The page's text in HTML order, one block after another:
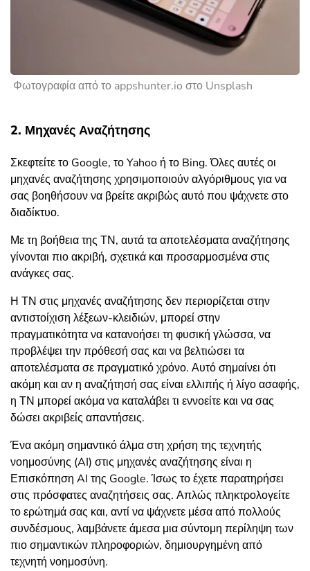
Φωτογραφία από το appshunter.io στο Unsplash
2. Μηχανές Αναζήτησης
Σκεφτείτε το Google, το Yahoo ή το Bing. Όλες αυτές οι
μηχανές αναζήτησης χρησιμοποιούν αλγόριθμους για να
σας βοηθήσουν να βρείτε ακριβώς αυτό που ψάχνετε στο
διαδίκτυο.
Με τη βοήθεια της ΤΝ, αυτά τα αποτελέσματα αναζήτησης
γίνονται πιο ακριβή, σχετικά και προσαρμοσμένα στις
ανάγκες σας.
Η ΤΝ στις μηχανές αναζήτησης δεν περιορίζεται στην
αντιστοίχιση λέξεων-κλειδιών, μπορεί στην
πραγματικότητα να κατανοήσει τη φυσική γλώσσα, να
προβλέψει την πρόθεσή σας και να βελτιώσει τα
αποτελέσματα σε πραγματικό χρόνο. Αυτό σημαίνει ότι
ακόμη και αν η αναζήτησή σας είναι ελλιπής ή λίγο ασαφής,
η ΤΝ μπορεί ακόμα να καταλάβει τι εννοείτε και να σας
δώσει ακριβείς απαντήσεις.
Ένα ακόμη σημαντικό άλμα στη χρήση της τεχνητής
νοημοσύνης (AI) στις μηχανές αναζήτησης είναι η
Επισκόπηση AI της Google. Ίσως το έχετε παρατηρήσει
στις πρόσφατες αναζητήσεις σας. Απλώς πληκτρολογείτε
το ερώτημά σας και, αντί να ψάχνετε μέσα από πολλούς
συνδέσμους, λαμβάνετε άμεσα μια σύντομη περίληψη των
πιο σημαντικών πληροφοριών, δημιουργημένη από
τεχνητή νοημοσύνη.